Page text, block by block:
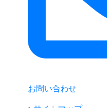
お問い合わせ